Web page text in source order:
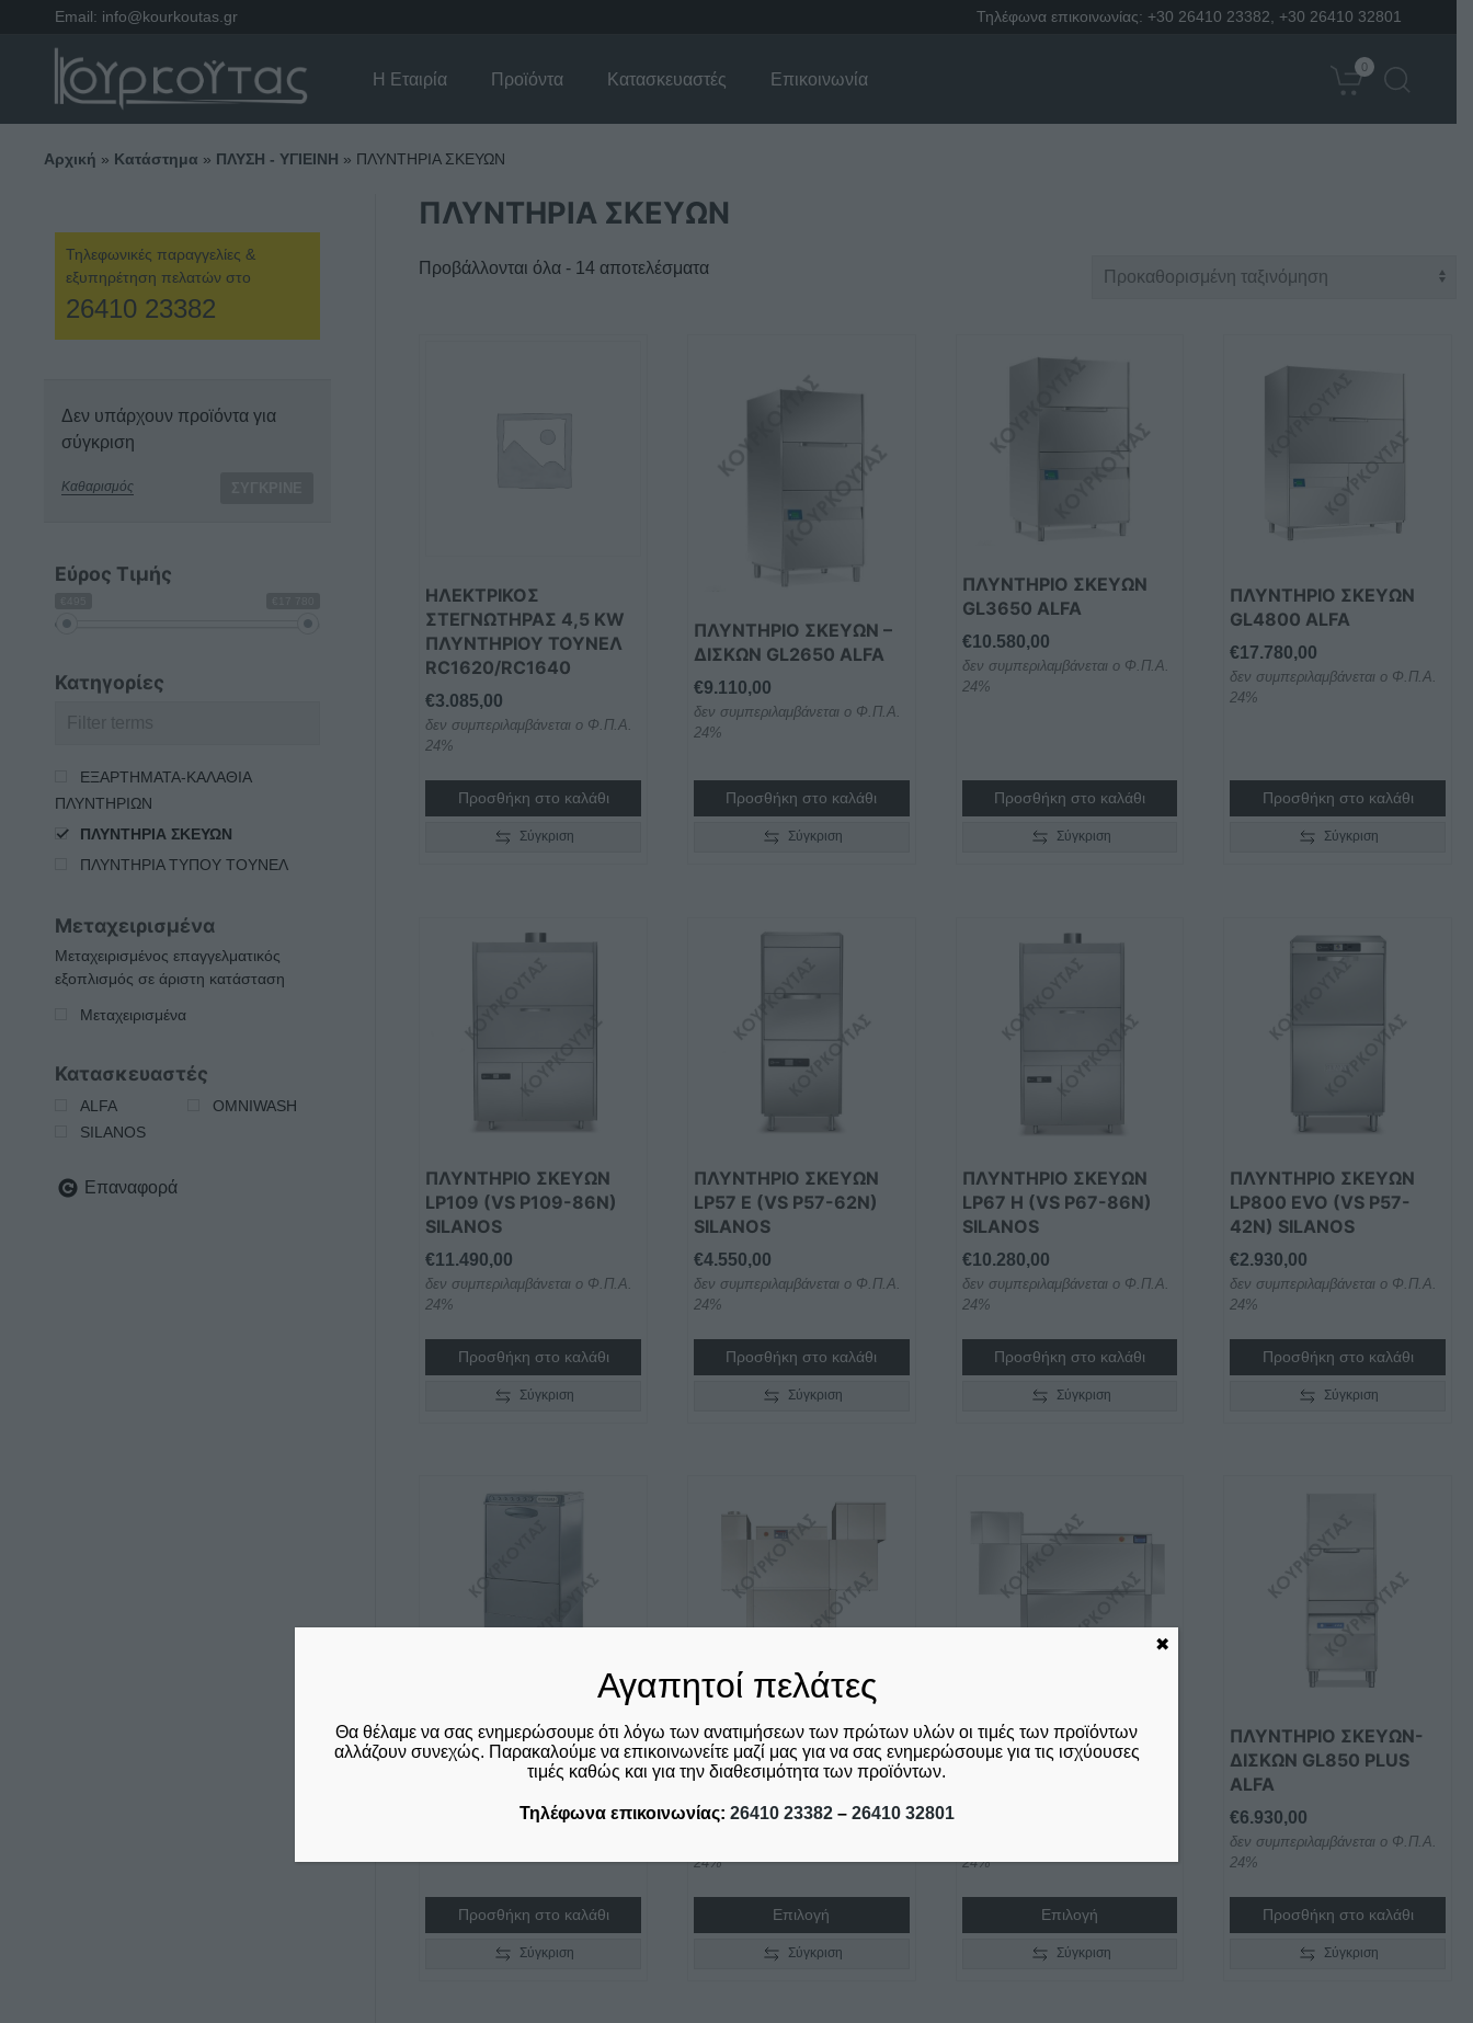
Email: info@kourkoutas.gr Τηλέφωνα επικοινωνίας: +30 26410 23382 +30 26410 32801
Η Εταιρία Προϊόντα Κατασκευαστές Επικοινωνία
0
Αρχική » Κατάστημα » ΠΛΥΣΗ - ΥΓΙΕΙΝΗ » ΠΛΥΝΤΗΡΙΑ ΣΚΕΥΩΝ
Τηλεφωνικές παραγγελίες &
εξυπηρέτηση πελατών στο
26410 23382
Δεν υπάρχουν προϊόντα για
σύγκριση
Καθαρισμός
Εύρος Τιμής
Κατηγορίες
ΕΞΑΡΤΗΜΑΤΑ-ΚΑΛΑΘΙΑ
ΠΛΥΝΤΗΡΙΩΝ
ΠΛΥΝΤΗΡΙΑ ΣΚΕΥΩΝ
ΠΛΥΝΤΗΡΙΑ ΤΥΠΟΥ ΤΟΥΝΕΛ
Μεταχειρισμένα
Μεταχειρισμένος επαγγελματικός
εξοπλισμός σε άριστη κατάσταση
Μεταχειρισμένα
Κατασκευαστές
ALFA
OMNIWASH
SILANOS
Επαναφορά
ΠΛΥΝΤΗΡΙΑ ΣΚΕΥΩΝ
Προβάλλονται όλα - 14 αποτελέσματα
ΗΛΕΚΤΡΙΚΟΣ
ΣΤΕΓΝΩΤΗΡΑΣ 4,5 KW
ΠΛΥΝΤΗΡΙΟΥ ΤΟΥΝΕΛ
RC1620/RC1640
€3.085,00
δεν συμπεριλαμβάνεται ο Φ.Π.Α.
24%
Προσθήκη στο καλάθι
Σύγκριση
ΠΛΥΝΤΗΡΙΟ ΣΚΕΥΩΝ –
ΔΙΣΚΩΝ GL2650 ALFA
€9.110,00
δεν συμπεριλαμβάνεται ο Φ.Π.Α.
24%
Προσθήκη στο καλάθι
Σύγκριση
ΠΛΥΝΤΗΡΙΟ ΣΚΕΥΩΝ
GL3650 ALFA
€10.580,00
δεν συμπεριλαμβάνεται ο Φ.Π.Α.
24%
Προσθήκη στο καλάθι
Σύγκριση
ΠΛΥΝΤΗΡΙΟ ΣΚΕΥΩΝ
GL4800 ALFA
€17.780,00
δεν συμπεριλαμβάνεται ο Φ.Π.Α.
24%
Προσθήκη στο καλάθι
Σύγκριση
ΠΛΥΝΤΗΡΙΟ ΣΚΕΥΩΝ
LP109 (VS P109-86N)
SILANOS
€11.490,00
δεν συμπεριλαμβάνεται ο Φ.Π.Α.
24%
Προσθήκη στο καλάθι
Σύγκριση
ΠΛΥΝΤΗΡΙΟ ΣΚΕΥΩΝ
LP57 E (VS P57-62N)
SILANOS
€4.550,00
δεν συμπεριλαμβάνεται ο Φ.Π.Α.
24%
Προσθήκη στο καλάθι
Σύγκριση
ΠΛΥΝΤΗΡΙΟ ΣΚΕΥΩΝ
LP67 H (VS P67-86N)
SILANOS
€10.280,00
δεν συμπεριλαμβάνεται ο Φ.Π.Α.
24%
Προσθήκη στο καλάθι
Σύγκριση
ΠΛΥΝΤΗΡΙΟ ΣΚΕΥΩΝ
LP800 EVO (VS P57-
42N) SILANOS
€2.930,00
δεν συμπεριλαμβάνεται ο Φ.Π.Α.
24%
Προσθήκη στο καλάθι
Σύγκριση
ΠΛΥΝΤΉΡΙΟ ΣΚΕΥΏΝ
OMNIWASH 4SC
δεν συμπεριλαμβάνεται ο Φ.Π.Α.
Προσθήκη στο καλάθι
Σύγκριση
ΠΛΥΝΤΗΡΙΟ ΣΚΕΥΩΝ
ΤΥΠΟΥ ΤΟΥΝΕΛ RC
1620 ALFA
€10.520,00
24%
Επιλογή
Σύγκριση
ΠΛΥΝΤΗΡΙΟ ΣΚΕΥΩΝ
ΤΥΠΟΥ ΤΟΥΝΕΛ
24%
Επιλογή
Σύγκριση
ΠΛΥΝΤΗΡΙΟ ΣΚΕΥΩΝ-
ΔΙΣΚΩΝ GL850 PLUS
ALFA
€6.930,00
δεν συμπεριλαμβάνεται ο Φ.Π.Α.
24%
Προσθήκη στο καλάθι
Σύγκριση
Αγαπητοί πελάτες
Θα θέλαμε να σας ενημερώσουμε ότι λόγω των ανατιμήσεων των πρώτων υλών οι τιμές των προϊόντων
αλλάζουν συνεχώς. Παρακαλούμε να επικοινωνείτε μαζί μας για να σας ενημερώσουμε για τις ισχύουσες
τιμές καθώς και για την διαθεσιμότητα των προϊόντων.
Τηλέφωνα επικοινωνίας: 26410 23382– 26410 32801
✖